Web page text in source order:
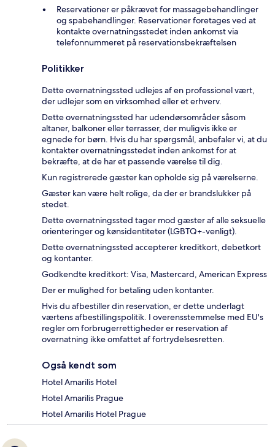
Reservationer er påkrævet for massagebehandlinger
og spabehandlinger. Reservationer foretages ved at
kontakte overnatningsstedet inden ankomst via
telefonnummeret på reservationsbekræftelsen
Politikker
Dette overnatningssted udlejes af en professionel vært,
der udlejer som en virksomhed eller et erhverv.
Dette overnatningssted har udendørsområder såsom
altaner, balkoner eller terrasser, der muligvis ikke er
egnede for børn. Hvis du har spørgsmål, anbefaler vi, at du
kontakter overnatningsstedet inden ankomst for at
bekræfte, at de har et passende værelse til dig.
Kun registrerede gæster kan opholde sig på værelserne.
Gæster kan være helt rolige, da der er brandslukker på
stedet.
Dette overnatningssted tager mod gæster af alle seksuelle
orienteringer og kønsidentiteter (LGBTQ+-venligt).
Dette overnatningssted accepterer kreditkort, debetkort
og kontanter.
Godkendte kreditkort: Visa, Mastercard, American Express
Der er mulighed for betaling uden kontanter.
Hvis du afbestiller din reservation, er dette underlagt
værtens afbestillingspolitik. I overensstemmelse med EU's
regler om forbrugerrettigheder er reservation af
overnatning ikke omfattet af fortrydelsesretten.
Også kendt som
Hotel Amarilis Hotel
Hotel Amarilis Prague
Hotel Amarilis Hotel Prague